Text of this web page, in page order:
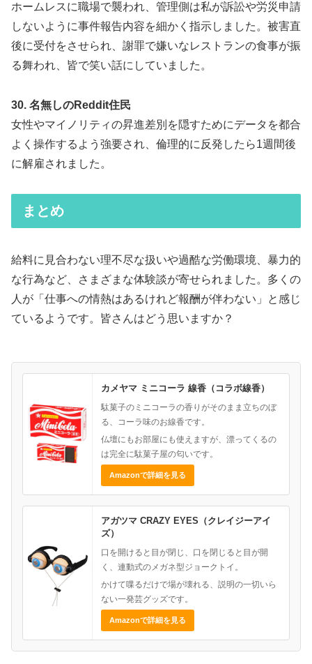
ホームレスに職場で襲われ、管理側は私が訴訟や労災申請
しないように事件報告内容を細かく指示しました。被害直
後に受付をさせられ、謝罪で嫌いなレストランの食事が振
る舞われ、皆で笑い話にしていました。
30. 名無しのReddit住民
女性やマイノリティの昇進差別を隠すためにデータを都合
よく操作するよう強要され、倫理的に反発したら1週間後
に解雇されました。
まとめ
給料に見合わない理不尽な扱いや過酷な労働環境、暴力的
な行為など、さまざまな体験談が寄せられました。多くの
人が「仕事への情熱はあるけれど報酬が伴わない」と感じ
ているようです。皆さんはどう思いますか？
カメヤマ ミニコーラ 線香（コラボ線香）
駄菓子のミニコーラの香りがそのまま立ちのぼ
る、コーラ味のお線香です。
仏壇にもお部屋にも使えますが、漂ってくるの
は完全に駄菓子屋の匂いです。
Amazonで詳細を見る
アガツマ CRAZY EYES（クレイジーアイ
ズ）
口を開けると目が閉じ、口を閉じると目が開
く、連動式のメガネ型ジョークトイ。
かけて喋るだけで場が壊れる、説明の一切いら
ない一発芸グッズです。
Amazonで詳細を見る